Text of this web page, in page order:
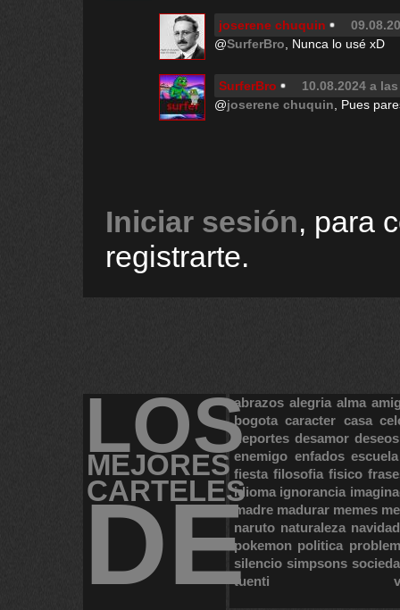
joserene chuquin
@SurferBro , Nunca lo usé xD
SurferBro
10.08.2024 a
@joserene chuquin , Pues
Iniciar sesión, para
registrarte.
LOS
MEJORES
CARTELES
DE
abrazos alegria alma
bogota caracter casa
deportes desamor deseos
enemigo enfados escuela
fiesta filosofia fisico
idioma ignorancia
madre madurar memes
naruto naturaleza navidad
pokemon politica
silencio simpsons
tuenti